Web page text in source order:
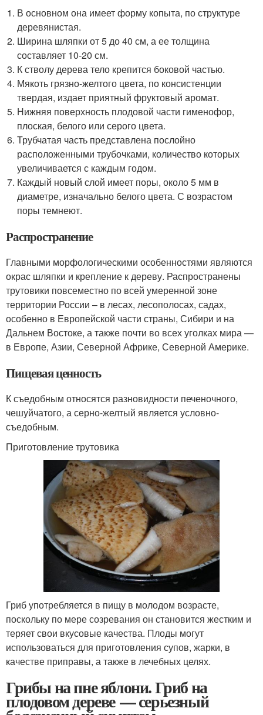
В основном она имеет форму копыта, по структуре
деревянистая.
Ширина шляпки от 5 до 40 см, а ее толщина
составляет 10-20 см.
К стволу дерева тело крепится боковой частью.
Мякоть грязно-желтого цвета, по консистенции
твердая, издает приятный фруктовый аромат.
Нижняя поверхность плодовой части гименофор,
плоская, белого или серого цвета.
Трубчатая часть представлена послойно
расположенными трубочками, количество которых
увеличивается с каждым годом.
Каждый новый слой имеет поры, около 5 мм в
диаметре, изначально белого цвета. С возрастом
поры темнеют.
Распространение
Главными морфологическими особенностями являются
окрас шляпки и крепление к дереву. Распространены
трутовики повсеместно по всей умеренной зоне
территории России – в лесах, лесополосах, садах,
особенно в Европейской части страны, Сибири и на
Дальнем Востоке, а также почти во всех уголках мира —
в Европе, Азии, Северной Африке, Северной Америке.
Пищевая ценность
К съедобным относятся разновидности печеночного,
чешуйчатого, а серно-желтый является условно-
съедобным.
Приготовление трутовика
Гриб употребляется в пищу в молодом возрасте,
поскольку по мере созревания он становится жестким и
теряет свои вкусовые качества. Плоды могут
использоваться для приготовления супов, жарки, в
качестве приправы, а также в лечебных целях.
Грибы на пне яблони. Гриб на
плодовом дереве — серьезный